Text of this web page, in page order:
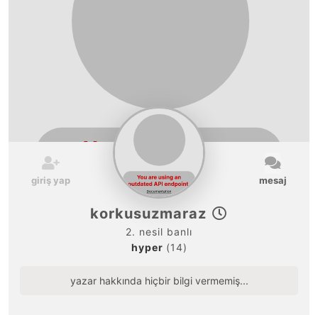
giriş yap mesaj
korkusuzmaraz
2. nesil banlı
hyper (14)
yazar hakkında hiçbir bilgi vermemiş...